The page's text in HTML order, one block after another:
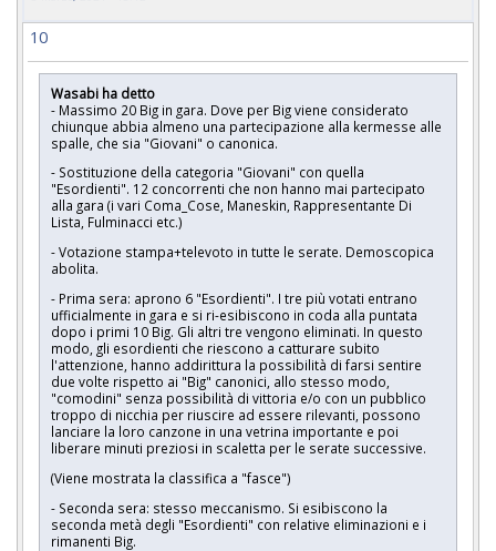
10
Wasabi ha detto
- Massimo 20 Big in gara. Dove per Big viene considerato
chiunque abbia almeno una partecipazione alla kermesse alle
spalle, che sia "Giovani" o canonica.
- Sostituzione della categoria "Giovani" con quella
"Esordienti". 12 concorrenti che non hanno mai partecipato
alla gara (i vari Coma_Cose, Maneskin, Rappresentante Di
Lista, Fulminacci etc.)
- Votazione stampa+televoto in tutte le serate. Demoscopica
abolita.
- Prima sera: aprono 6 "Esordienti". I tre più votati entrano
ufficialmente in gara e si ri-esibiscono in coda alla puntata
dopo i primi 10 Big. Gli altri tre vengono eliminati. In questo
modo, gli esordienti che riescono a catturare subito
l'attenzione, hanno addirittura la possibilità di farsi sentire
due volte rispetto ai "Big" canonici, allo stesso modo,
"comodini" senza possibilità di vittoria e/o con un pubblico
troppo di nicchia per riuscire ad essere rilevanti, possono
lanciare la loro canzone in una vetrina importante e poi
liberare minuti preziosi in scaletta per le serate successive.
(Viene mostrata la classifica a "fasce")
- Seconda sera: stesso meccanismo. Si esibiscono la
seconda metà degli "Esordienti" con relative eliminazioni e i
rimanenti Big.